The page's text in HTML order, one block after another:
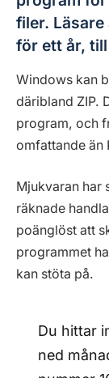
filer.
för ett år,
Windows kan
däribland ZIP.
program, och
omfattande än
Mjukvaran har
räknade
poänglöst att
programmet
kan stöta på.
Du hittar
ned